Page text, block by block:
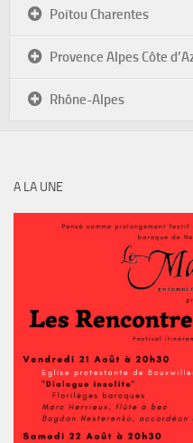
Poitou Charentes
Provence Alpes Côte
Rhône-Alpes
A LA UNE